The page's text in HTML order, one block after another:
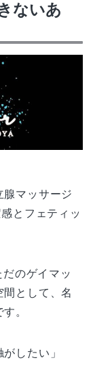
ないあ
腺マッサージ
とフェティッ
のゲイマッ
として、名
。
したい」